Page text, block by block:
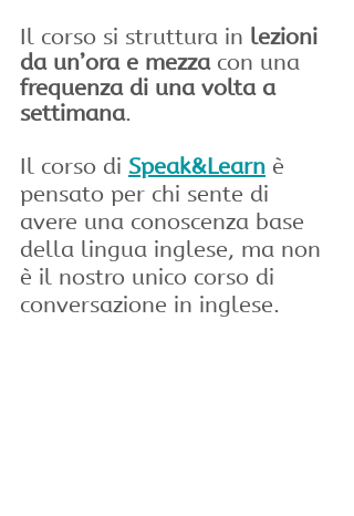
Il corso si struttura in lezioni
da un’ora e mezza con una
frequenza di una volta a
settimana.
Il corso di Speak&Learn è
pensato per chi sente di
avere una conoscenza base
della lingua inglese, ma non
è il nostro unico corso di
conversazione in inglese.